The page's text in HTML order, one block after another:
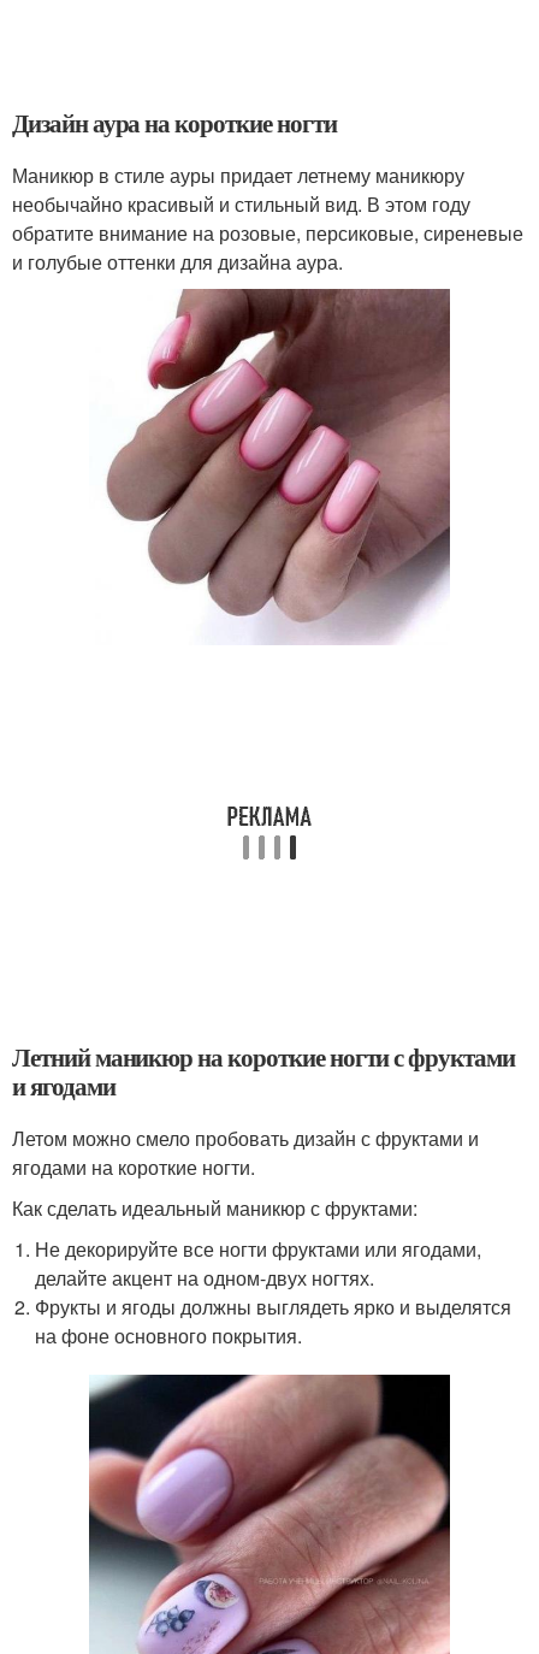
Дизайн аура на короткие ногти
Маникюр в стиле ауры придает летнему маникюру
необычайно красивый и стильный вид. В этом году
обратите внимание на розовые, персиковые, сиреневые
и голубые оттенки для дизайна аура.
Летний маникюр на короткие ногти с фруктами
и ягодами
Летом можно смело пробовать дизайн с фруктами и
ягодами на короткие ногти.
Как сделать идеальный маникюр с фруктами:
Не декорируйте все ногти фруктами или ягодами,
делайте акцент на одном-двух ногтях.
Фрукты и ягоды должны выглядеть ярко и выделятся
на фоне основного покрытия.